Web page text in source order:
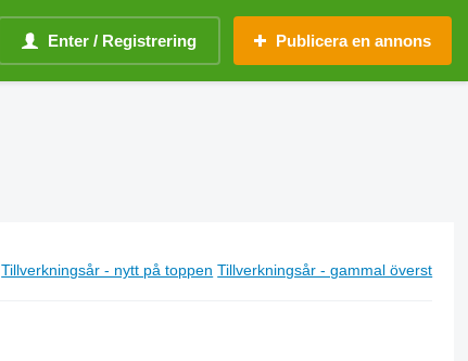
Enter / Registrering Publicera en annons
Tillverkningsår - nytt på toppen Tillverkningsår - gammal överst